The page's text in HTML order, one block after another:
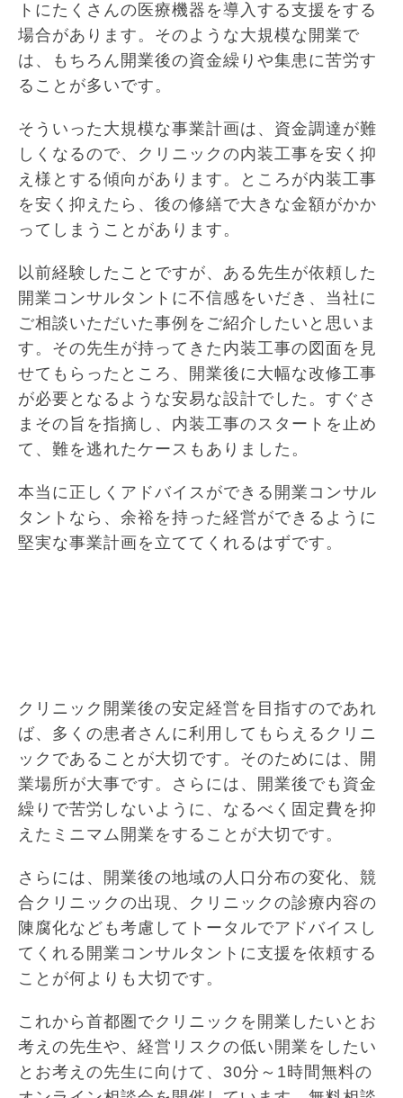
トにたくさんの医療機器を導入する支援をする
場合があります。そのような大規模な開業で
は、もちろん開業後の資金繰りや集患に苦労す
ることが多いです。
そういった大規模な事業計画は、資金調達が難
しくなるので、クリニックの内装工事を安く抑
え様とする傾向があります。ところが内装工事
を安く抑えたら、後の修繕で大きな金額がかか
ってしまうことがあります。
以前経験したことですが、ある先生が依頼した
開業コンサルタントに不信感をいだき、当社に
ご相談いただいた事例をご紹介したいと思いま
す。その先生が持ってきた内装工事の図面を見
せてもらったところ、開業後に大幅な改修工事
が必要となるような安易な設計でした。すぐさ
まその旨を指摘し、内装工事のスタートを止め
て、難を逃れたケースもありました。
本当に正しくアドバイスができる開業コンサル
タントなら、余裕を持った経営ができるように
堅実な事業計画を立ててくれるはずです。
クリニック開業後の安定経営を目指すのであれ
ば、多くの患者さんに利用してもらえるクリニ
ックであることが大切です。そのためには、開
業場所が大事です。さらには、開業後でも資金
繰りで苦労しないように、なるべく固定費を抑
えたミニマム開業をすることが大切です。
さらには、開業後の地域の人口分布の変化、競
合クリニックの出現、クリニックの診療内容の
陳腐化なども考慮してトータルでアドバイスし
てくれる開業コンサルタントに支援を依頼する
ことが何よりも大切です。
これから首都圏でクリニックを開業したいとお
考えの先生や、経営リスクの低い開業をしたい
とお考えの先生に向けて、30分～1時間無料の